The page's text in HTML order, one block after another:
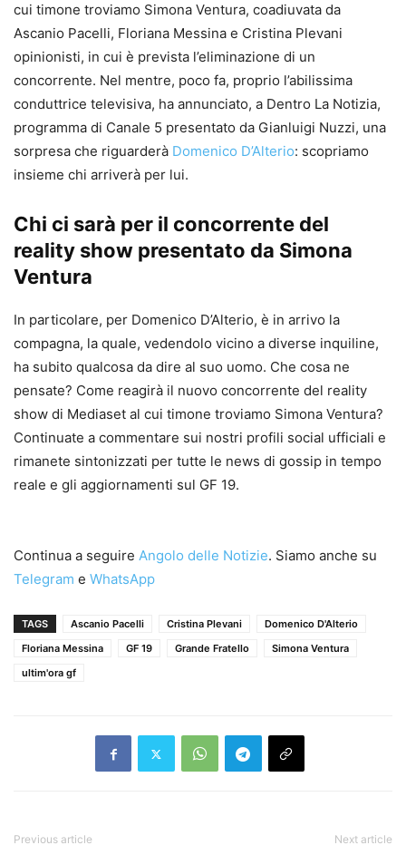
cui timone troviamo Simona Ventura, coadiuvata da
Ascanio Pacelli, Floriana Messina e Cristina Plevani
opinionisti, in cui è prevista l’eliminazione di un
concorrente. Nel mentre, poco fa, proprio l’abilissima
conduttrice televisiva, ha annunciato, a Dentro La Notizia,
programma di Canale 5 presentato da Gianluigi Nuzzi, una
sorpresa che riguarderà Domenico D’Alterio: scopriamo
insieme chi arriverà per lui.
Chi ci sarà per il concorrente del
reality show presentato da Simona
Ventura
In particolare, per Domenico D’Alterio, è in arrivo la
compagna, la quale, vedendolo vicino a diverse inquiline,
ha subito qualcosa da dire al suo uomo. Che cosa ne
pensate? Come reagirà il nuovo concorrente del reality
show di Mediaset al cui timone troviamo Simona Ventura?
Continuate a commentare sui nostri profili social ufficiali e
rimanete sintonizzati per tutte le news di gossip in tempo
reale e gli aggiornamenti sul GF 19.
Continua a seguire Angolo delle Notizie. Siamo anche su
Telegram e WhatsApp
TAGS Ascanio Pacelli Cristina Plevani
Domenico D'Alterio
Floriana Messina
GF 19 Grande Fratello
Simona Ventura
ultim'ora gf
Previous article Next article